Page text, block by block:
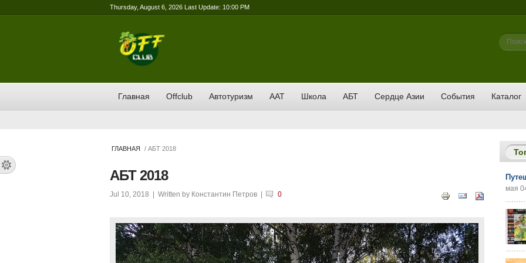
Thursday, August 6, 2026 Last Update: 10:00 PM
Поиск
Главная Offclub Автотуризм ААТ Школа АБТ Сердце Азии События Каталог
ГЛАВНАЯ / АБТ 2018
АБТ 2018
Jul 10, 2018 | Written by Константин Петров 0
мая